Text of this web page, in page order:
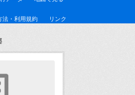
法・利用規約 リンク